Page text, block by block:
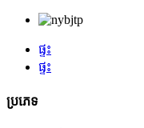
ផ្ទះ
ផ្ទះ
ប្រភេទ